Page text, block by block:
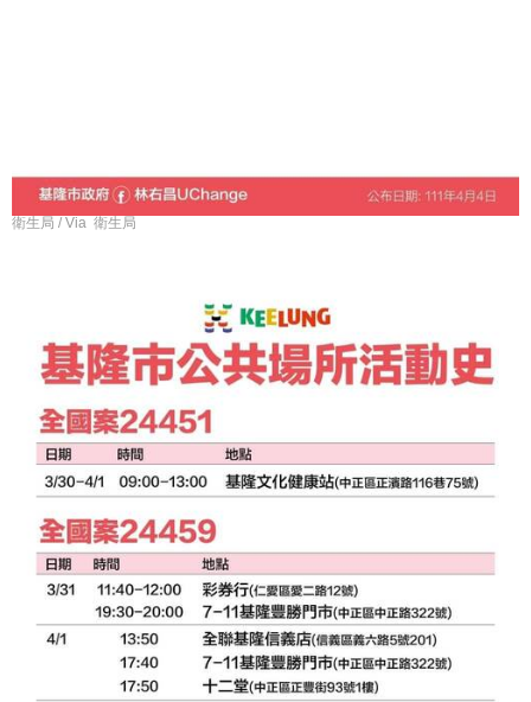
衛生局 / Via 衛生局